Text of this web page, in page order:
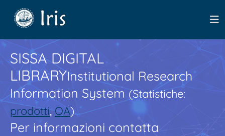
SISSA DIGITAL
LIBRARYInstitutional Research
Information System(Statistiche:
prodotti,OA)
Per informazioni contatta